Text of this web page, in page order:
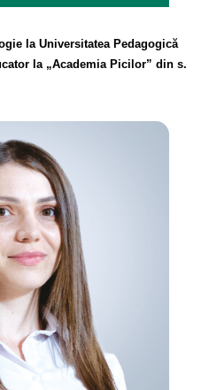
la Universitatea Pedagogică
la „Academia Picilor” din s.